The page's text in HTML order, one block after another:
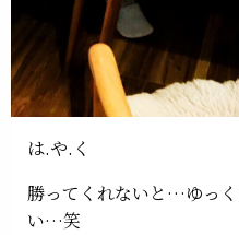
は.や.く
勝ってくれないと…ゆっ
い…笑